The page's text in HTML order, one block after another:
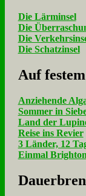
Die Lärminsel
Die
Die
Die Schatzinsel
Auf
Anziehende
Sommer in
Land der
Reise ins Revier
3 Länder, 12
Einmal